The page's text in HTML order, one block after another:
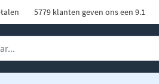
5779 klanten geven ons een 9.1